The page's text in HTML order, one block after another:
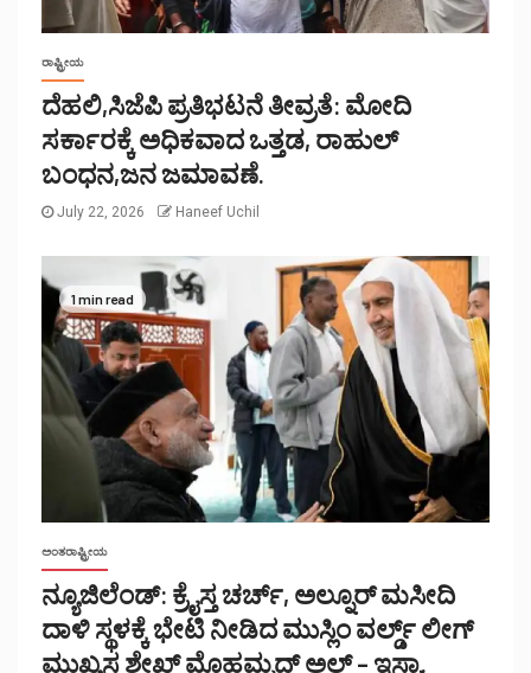
ರಾಷ್ಟ್ರೀಯ
ದೆಹಲಿ,ಸಿಜೆಪಿ ಪ್ರತಿಭಟನೆ ತೀವ್ರತೆ: ಮೋದಿ
ಸರ್ಕಾರಕ್ಕೆ ಅಧಿಕವಾದ ಒತ್ತಡ, ರಾಹುಲ್
ಬಂಧನ,ಜನ ಜಮಾವಣೆ.
July 22, 2026 Haneef Uchil
1 min read
ಅಂತರಾಷ್ಟ್ರೀಯ
ನ್ಯೂಜಿಲೆಂಡ್: ಕ್ರೈಸ್ತ ಚರ್ಚ್, ಅಲ್ನೂರ್ ಮಸೀದಿ
ದಾಳಿ ಸ್ಥಳಕ್ಕೆ ಭೇಟಿ ನೀಡಿದ ಮುಸ್ಲಿಂ ವರ್ಲ್ಡ್ ಲೀಗ್
ಮುಖ್ಯಸ್ಥ ಶೇಖ್ ಮೊಹಮ್ಮದ್ ಅಲ್ – ಇಸ್ಸಾ.